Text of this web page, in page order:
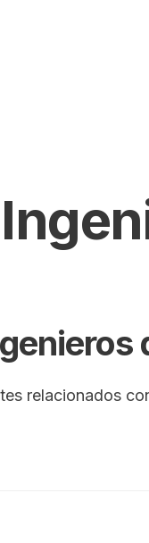
relacionados